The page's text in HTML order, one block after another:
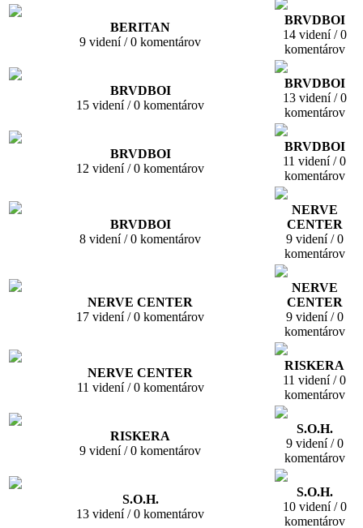
BERITAN
9 videní / 0 komentárov
BRVDBOI
14 videní / 0
komentárov
BRVDBOI
15 videní / 0 komentárov
BRVDBOI
13 videní / 0
komentárov
BRVDBOI
12 videní / 0 komentárov
BRVDBOI
11 videní / 0
komentárov
BRVDBOI
8 videní / 0 komentárov
NERVE
CENTER
9 videní / 0
komentárov
NERVE CENTER
17 videní / 0 komentárov
NERVE
CENTER
9 videní / 0
komentárov
NERVE CENTER
11 videní / 0 komentárov
RISKERA
11 videní / 0
komentárov
RISKERA
9 videní / 0 komentárov
S.O.H.
9 videní / 0
komentárov
S.O.H.
13 videní / 0 komentárov
S.O.H.
10 videní / 0
komentárov